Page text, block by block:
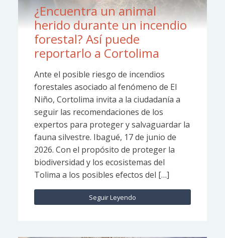
¿Encuentra un animal
herido durante un incendio
forestal? Así puede
reportarlo a Cortolima
Ante el posible riesgo de incendios
forestales asociado al fenómeno de El
Niño, Cortolima invita a la ciudadanía a
seguir las recomendaciones de los
expertos para proteger y salvaguardar la
fauna silvestre. Ibagué, 17 de junio de
2026. Con el propósito de proteger la
biodiversidad y los ecosistemas del
Tolima a los posibles efectos del […]
Seguir Leyendo